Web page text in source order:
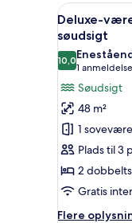
1
kingsize-
-
ikke-
ryger
søudsigt
Indlæs
alle
billeder
af
Deluxe-
værelse
-
2
-
ikke-
ryger
5
Deluxe-
søudsigt
10,010,0 ud af 10
1 anmeldelse
(1
Søudsigt
48 m²
1
Plads til 3
2
Gratis
Flere
Flere